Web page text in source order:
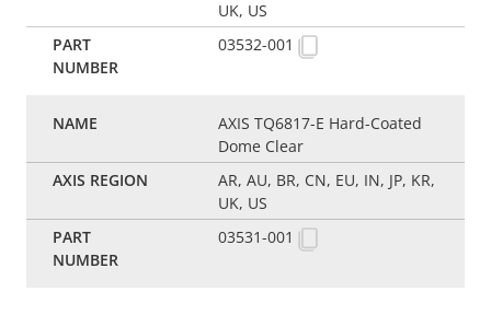
UK, US
03532-001
AXIS TQ6817-E Hard-Coated
Dome Clear
AR, AU, BR, CN, EU, IN, JP, KR,
UK, US
03531-001